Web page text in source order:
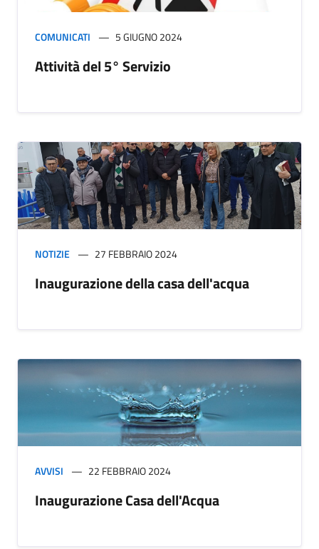
COMUNICATI 5 GIUGNO 2024
Attività del 5° Servizio
NOTIZIE 27 FEBBRAIO 2024
Inaugurazione della casa dell'acqua
AVVISI 22 FEBBRAIO 2024
Inaugurazione Casa dell'Acqua